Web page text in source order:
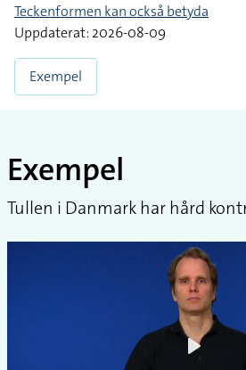
Teckenformen kan också betyda
Uppdaterat: 2026-08-09
Exempel
Exempel
Tullen i Danmark har hård